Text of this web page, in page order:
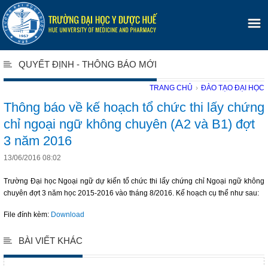
QUYẾT ĐỊNH - THÔNG BÁO MỚI
TRANG CHỦ › ĐÀO TẠO ĐẠI HỌC
Thông báo về kế hoạch tổ chức thi lấy chứng
chỉ ngoại ngữ không chuyên (A2 và B1) đợt
3 năm 2016
13/06/2016 08:02
Trường Đại học Ngoại ngữ dự kiến tổ chức thi lấy chứng chỉ Ngoại ngữ không
chuyên đợt 3 năm học 2015-2016 vào tháng 8/2016. Kế hoạch cụ thể như sau:
File đính kèm: Download
BÀI VIẾT KHÁC